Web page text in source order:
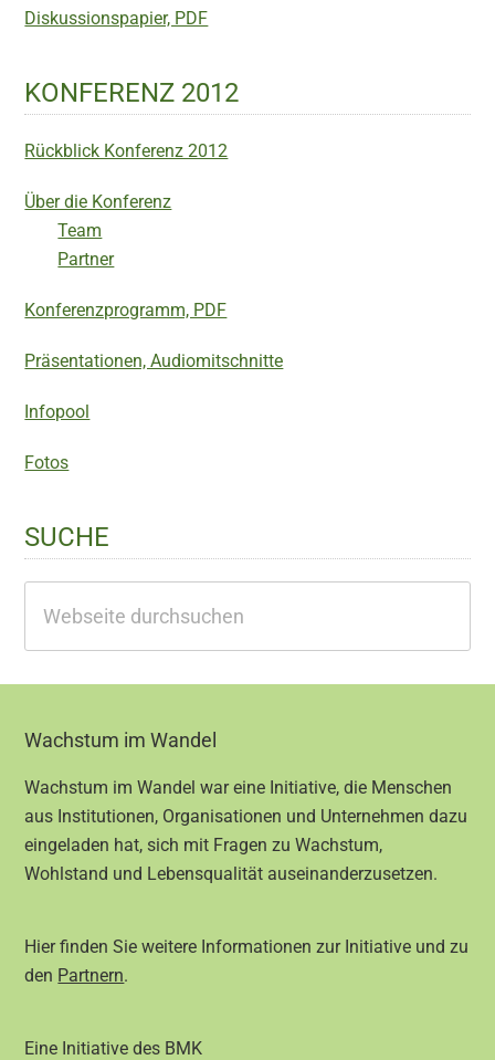
Diskussionspapier, PDF
KONFERENZ 2012
Rückblick Konferenz 2012
Über die Konferenz
Team
Partner
Konferenzprogramm, PDF
Präsentationen, Audiomitschnitte
Infopool
Fotos
SUCHE
durchsuchen
Footer
Wachstum im Wandel
Wachstum im Wandel war eine Initiative, die Menschen
aus Institutionen, Organisationen und Unternehmen dazu
eingeladen hat, sich mit Fragen zu Wachstum,
Wohlstand und Lebensqualität auseinanderzusetzen.
Hier finden Sie weitere Informationen zur Initiative und zu
den Partnern.
Eine Initiative des BMK